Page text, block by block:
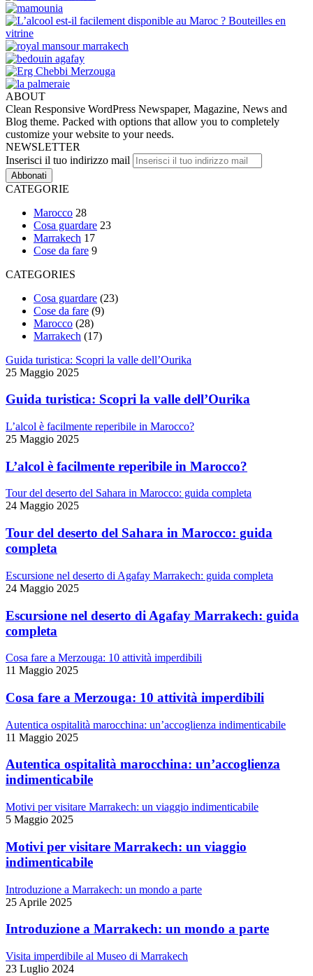
ABOUT
Clean Responsive WordPress Newspaper, Magazine, News and
Blog theme. Packed with options that allow you to completely
customize your website to your needs.
NEWSLETTER
Inserisci il tuo indirizzo mail
CATEGORIE
Marocco 28
Cosa guardare 23
Marrakech 17
Cose da fare 9
CATEGORIES
Cosa guardare (23)
Cose da fare (9)
Marocco (28)
Marrakech (17)
Guida turistica: Scopri la valle dell’Ourika
25 Maggio 2025
Guida turistica: Scopri la valle dell’Ourika
L’alcol è facilmente reperibile in Marocco?
25 Maggio 2025
L’alcol è facilmente reperibile in Marocco?
Tour del deserto del Sahara in Marocco: guida completa
24 Maggio 2025
Tour del deserto del Sahara in Marocco: guida
completa
Escursione nel deserto di Agafay Marrakech: guida completa
24 Maggio 2025
Escursione nel deserto di Agafay Marrakech: guida
completa
Cosa fare a Merzouga: 10 attività imperdibili
11 Maggio 2025
Cosa fare a Merzouga: 10 attività imperdibili
Autentica ospitalità marocchina: un’accoglienza indimenticabile
11 Maggio 2025
Autentica ospitalità marocchina: un’accoglienza
indimenticabile
Motivi per visitare Marrakech: un viaggio indimenticabile
5 Maggio 2025
Motivi per visitare Marrakech: un viaggio
indimenticabile
Introduzione a Marrakech: un mondo a parte
25 Aprile 2025
Introduzione a Marrakech: un mondo a parte
Visita imperdibile al Museo di Marrakech
23 Luglio 2024